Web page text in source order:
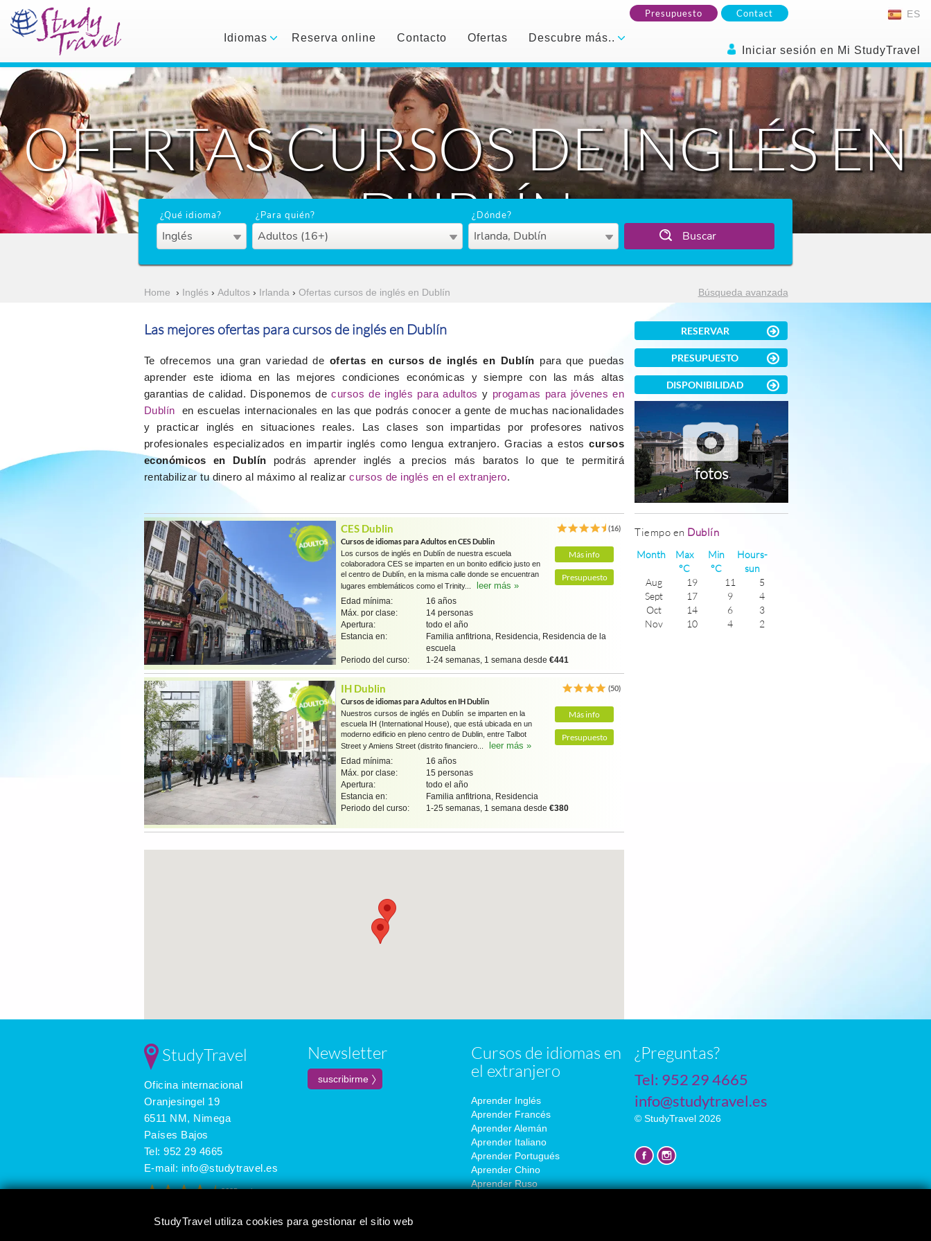
Presupuesto Contact ES
Iniciar sesión en Mi StudyTravel
Idiomas Reserva online Contacto Ofertas Descubre más..
OFERTAS CURSOS DE INGLÉS EN
DUBLÍN
¿Qué idioma?
Inglés
¿Para quién?
Adultos (16+)
¿Dónde?
Irlanda, Dublín Buscar
Home › Inglés› Adultos› Irlanda › Ofertas cursos de inglés en Dublín Búsqueda avanzada
Las mejores ofertas para cursos de inglés en Dublín
Te ofrecemos una gran variedad de ofertas en cursos de inglés en Dublín para que puedas
aprender este idioma en las mejores condiciones económicas y siempre con las más altas
garantias de calidad. Disponemos decursos de inglés para adultos y progamas para jóvenes en
Dublín
en escuelas internacionales en las que podrás conocer a gente de muchas nacionalidades
y practicar inglés en situaciones reales. Las clases son impartidas por profesores nativos
profesionales especializados en impartir inglés como lengua extranjero. Gracias a estoscursos
económicos en Dublín podrás aprender inglés a precios más baratos lo que te permitirá
rentabilizar tu dinero al máximo al realizar cursos de inglés en el extranjero.
CES Dublin
(16)
Cursos de idiomas para Adultos en CES Dublin
Más info
Presupuesto
Los cursos de inglés en Dublín de nuestra escuela
colaboradora CES se imparten en un bonito edificio justo en
el centro de Dublín, en la misma calle donde se encuentran
lugares emblemáticos como el Trinity...
leer más »
Edad mínima:
16 años
Máx. por clase:
14 personas
Apertura:
todo el año
Estancia en:
Familia anfitriona, Residencia, Residencia de la
escuela
Periodo del curso:
1-24 semanas, 1 semana desde €441
IH Dublin
(50)
Cursos de idiomas para Adultos en IH Dublin
Más info
Presupuesto
Nuestros cursos de inglés en Dublín se imparten en la
escuela IH (International House), que está ubicada en un
moderno edificio en pleno centro de Dublin, entre Talbot
Street y Amiens Street (distrito financiero...
leer más »
Edad mínima:
16 años
Máx. por clase:
15 personas
Apertura:
todo el año
Estancia en:
Familia anfitriona, Residencia
Periodo del curso:
1-25 semanas, 1 semana desde €380
RESERVAR
PRESUPUESTO
DISPONIBILIDAD
fotos
Tiempo en Dublín
Month
Max
°C
Min
°C
Hours-
sun
Aug
19 11
5
Sept
17 9
4
Oct
14 6
3
Nov
10 4
2
StudyTravel utiliza cookies para gestionar el sitio web
StudyTravel
Oficina internacional
Oranjesingel 19
6511 NM, Nimega
Países Bajos
Tel: 952 29 4665
E-mail: info@studytravel.es
3625 reviews
Newsletter
Cursos de idiomas en
el extranjero
Aprender Inglés
Aprender Francés
Aprender Alemán
Aprender Italiano
Aprender Portugués
Aprender Chino
Aprender Ruso
¿Preguntas?
Tel: 952 29 4665
info@studytravel.es
© StudyTravel 2026